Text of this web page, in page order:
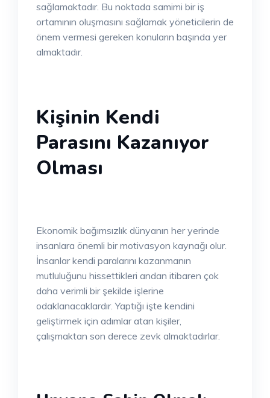
sağlamaktadır. Bu noktada samimi bir iş
ortamının oluşmasını sağlamak yöneticilerin de
önem vermesi gereken konuların başında yer
almaktadır.
Kişinin Kendi
Parasını Kazanıyor
Olması
Ekonomik bağımsızlık dünyanın her yerinde
insanlara önemli bir motivasyon kaynağı olur.
İnsanlar kendi paralarını kazanmanın
mutluluğunu hissettikleri andan itibaren çok
daha verimli bir şekilde işlerine
odaklanacaklardır. Yaptığı işte kendini
geliştirmek için adımlar atan kişiler,
çalışmaktan son derece zevk almaktadırlar.